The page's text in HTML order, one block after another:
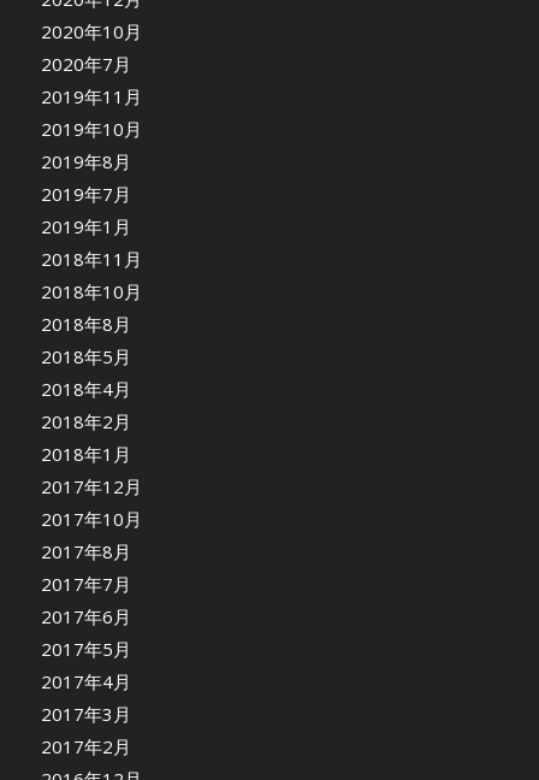
2020年10月
2020年7月
2019年11月
2019年10月
2019年8月
2019年7月
2019年1月
2018年11月
2018年10月
2018年8月
2018年5月
2018年4月
2018年2月
2018年1月
2017年12月
2017年10月
2017年8月
2017年7月
2017年6月
2017年5月
2017年4月
2017年3月
2017年2月